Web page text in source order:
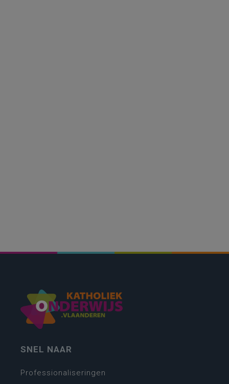
SNEL NAAR
Professionaliseringen